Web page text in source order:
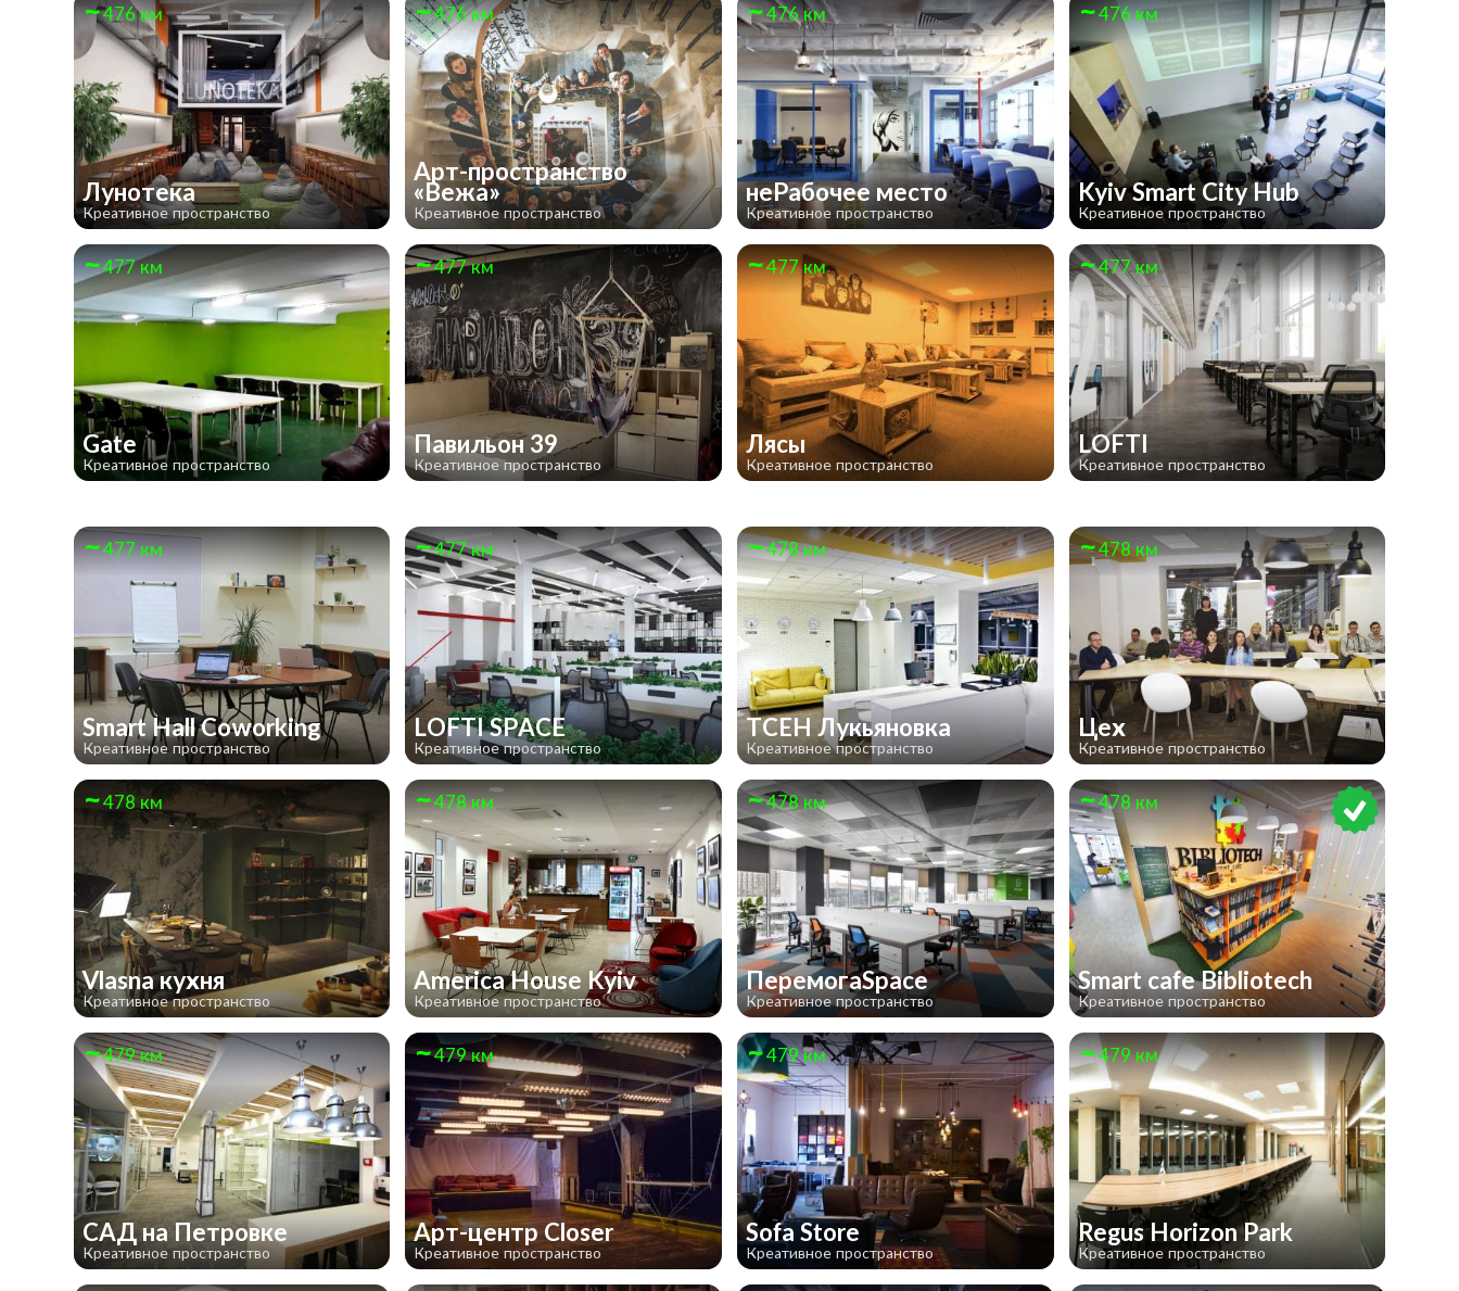
476 км
Лунотека
Креативное пространство
476 км
Арт-пространство
«Вежа»
Креативное пространство
476 км
неРабочее место
Креативное пространство
476 км
Kyiv Smart City Hub
Креативное пространство
477 км
Gate
Креативное пространство
477 км
Павильон 39
Креативное пространство
477 км
Лясы
Креативное пространство
477 км
LOFTI
Креативное пространство
477 км
Smart Hall Сoworking
Креативное пространство
477 км
LOFTI SPACE
Креативное пространство
478 км
TCEH Лукьяновка
Креативное пространство
478 км
Цех
Креативное пространство
478 км
Vlasna кухня
Креативное пространство
478 км
America House Kyiv
Креативное пространство
478 км
ПеремогаSpace
Креативное пространство
478 км
Smart cafe Bibliotech
Креативное пространство
479 км
САД на Петровке
Креативное пространство
479 км
Арт-центр Closer
Креативное пространство
479 км
Sofa Store
Креативное пространство
479 км
Regus Horizon Park
Креативное пространство